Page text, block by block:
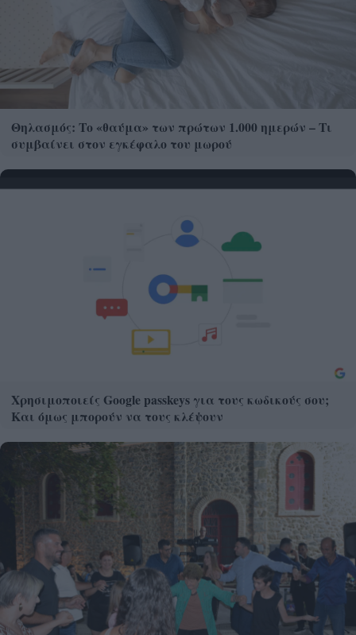
Θηλασμός: Το «θαύμα» των πρώτων 1.000 ημερών – Τι
συμβαίνει στον εγκέφαλο του μωρού
Χρησιμοποιείς Google passkeys για τους κωδικούς σου;
Και όμως μπορούν να τους κλέψουν